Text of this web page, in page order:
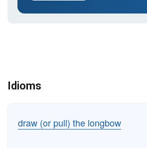
Idioms
draw (or pull) the longbow